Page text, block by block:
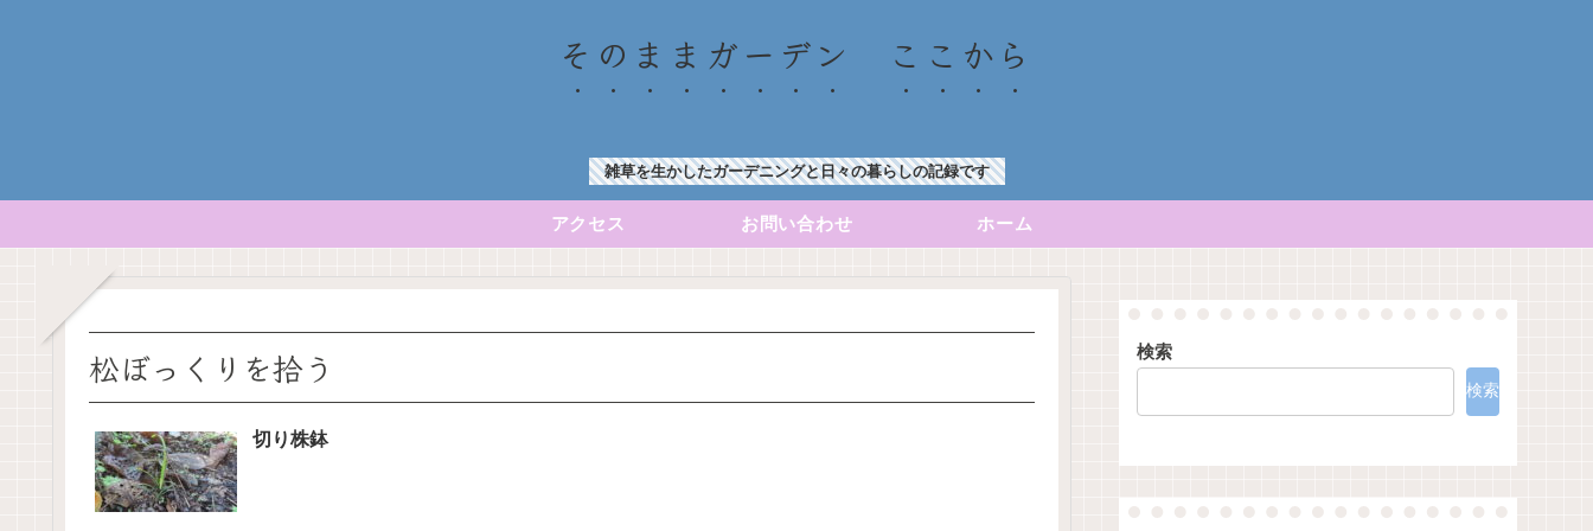
そのままガーデン ここから
雑草を生かしたガーデニングと日々の暮らしの記録です
アクセス お問い合わせ ホーム
松ぼっくりを拾う
切り株鉢
検索
検索